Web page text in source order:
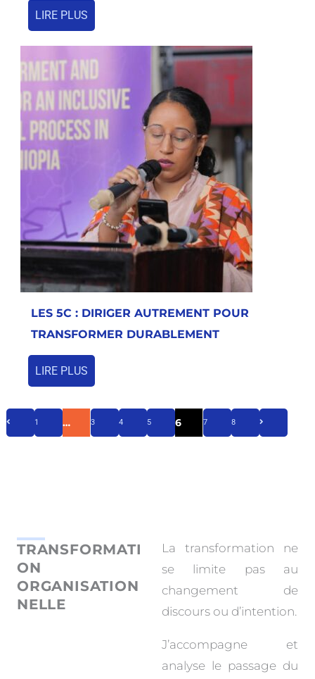
LIRE PLUS
LES 5C : DIRIGER AUTREMENT POUR
TRANSFORMER DURABLEMENT
LIRE PLUS
1 … 3 4 5 6 7 8
TRANSFORMATI
ON
ORGANISATION
NELLE
La transformation ne
se limite pas au
changement de
discours ou d’intention.
J’accompagne et
analyse le passage du